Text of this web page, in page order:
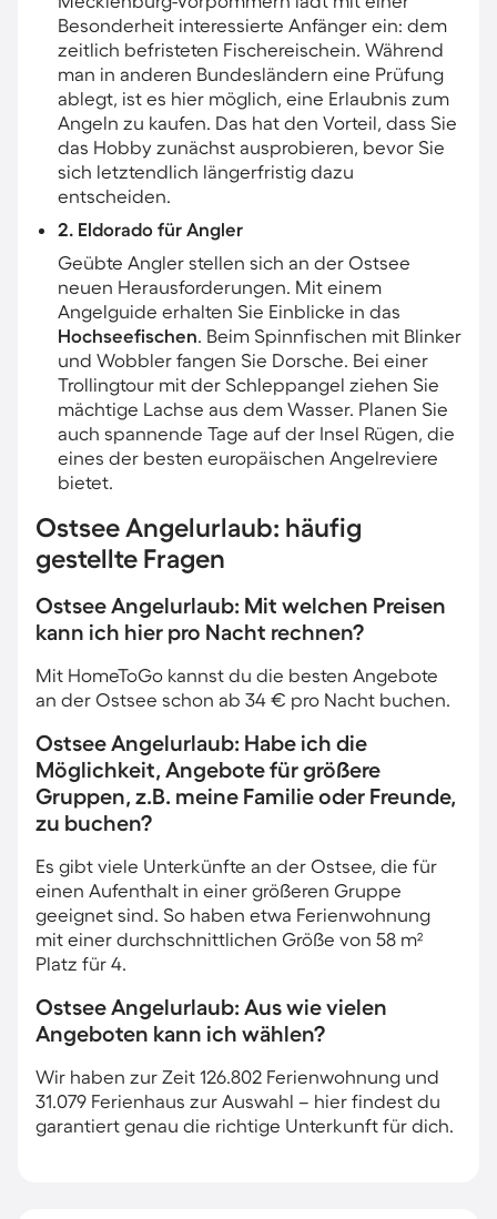
Besonderheit interessierte Anfänger ein: dem
zeitlich befristeten Fischereischein. Während
man in anderen Bundesländern eine Prüfung
ablegt, ist es hier möglich, eine Erlaubnis zum
Angeln zu kaufen. Das hat den Vorteil, dass Sie
das Hobby zunächst ausprobieren, bevor Sie
sich letztendlich längerfristig dazu
entscheiden.
2. Eldorado für Angler
Geübte Angler stellen sich an der Ostsee
neuen Herausforderungen. Mit einem
Angelguide erhalten Sie Einblicke in das
Hochseefischen. Beim Spinnfischen mit Blinker
und Wobbler fangen Sie Dorsche. Bei einer
Trollingtour mit der Schleppangel ziehen Sie
mächtige Lachse aus dem Wasser. Planen Sie
auch spannende Tage auf der Insel Rügen, die
eines der besten europäischen Angelreviere
bietet.
Ostsee Angelurlaub: häufig
gestellte Fragen
Ostsee Angelurlaub: Mit welchen Preisen
kann ich hier pro Nacht rechnen?
Mit HomeToGo kannst du die besten Angebote
an der Ostsee schon ab 34 € pro Nacht buchen.
Ostsee Angelurlaub: Habe ich die
Möglichkeit, Angebote für größere
Gruppen, z.B. meine Familie oder Freunde,
zu buchen?
Es gibt viele Unterkünfte an der Ostsee, die für
einen Aufenthalt in einer größeren Gruppe
geeignet sind. So haben etwa Ferienwohnung
mit einer durchschnittlichen Größe von 58 m²
Platz für 4.
Ostsee Angelurlaub: Aus wie vielen
Angeboten kann ich wählen?
Wir haben zur Zeit 126.802 Ferienwohnung und
31.079 Ferienhaus zur Auswahl – hier findest du
garantiert genau die richtige Unterkunft für dich.